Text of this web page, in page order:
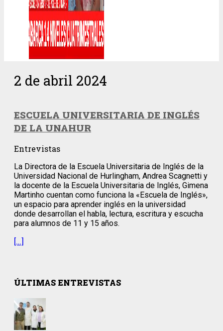
2 de abril 2024
ESCUELA UNIVERSITARIA DE INGLÉS
DE LA UNAHUR
Entrevistas
La Directora de la Escuela Universitaria de Inglés de la
Universidad Nacional de Hurlingham, Andrea Scagnetti y
la docente de la Escuela Universitaria de Inglés, Gimena
Martinho cuentan como funciona la «Escuela de Inglés»,
un espacio para aprender inglés en la universidad
donde desarrollan el habla, lectura, escritura y escucha
para alumnos de 11 y 15 años.
[…]
ÚLTIMAS ENTREVISTAS